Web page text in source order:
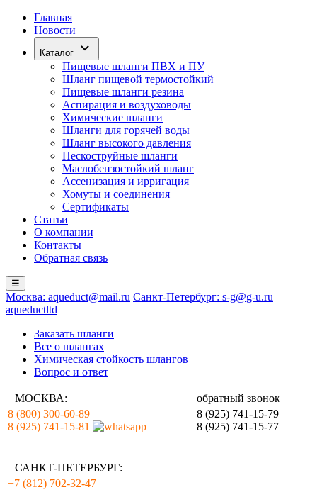
Главная
Новости
Каталог
Пищевые шланги ПВХ и ПУ
Шланг пищевой термостойкий
Пищевые шланги резина
Аспирация и воздуховоды
Химические шланги
Шланги для горячей воды
Шланг высокого давления
Пескоструйные шланги
Маслобензостойкий шланг
Ассенизация и ирригация
Хомуты и соединения
Сертификаты
Статьи
О компании
Контакты
Обратная связь
☰
Москва: aqueduct@mail.ru Санкт-Петербург: s-g@g-u.ru
aqueductltd
Заказать шланги
Все о шлангах
Химическая стойкость шлангов
Вопрос и ответ
МОСКВА:
обратный звонок
8 (800) 300-60-89
8 (925) 741-15-81
8 (925) 741-15-79
8 (925) 741-15-77
САНКТ-ПЕТЕРБУРГ:
+7 (812) 702-32-47